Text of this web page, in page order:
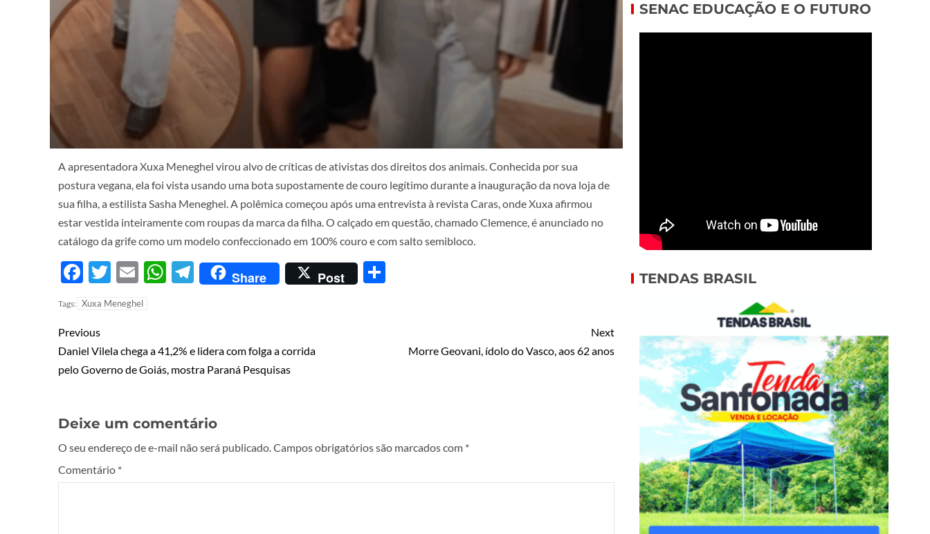
A apresentadora Xuxa Meneghel virou alvo de críticas de ativistas dos direitos dos animais. Conhecida por sua
postura vegana, ela foi vista usando uma bota supostamente de couro legítimo durante a inauguração da nova loja de
sua filha, a estilista Sasha Meneghel. A polêmica começou após uma entrevista à revista Caras, onde Xuxa afirmou
estar vestida inteiramente com roupas da marca da filha. O calçado em questão, chamado Clemence, é anunciado no
catálogo da grife como um modelo confeccionado em 100% couro e com salto semibloco.
Facebook
Twitter
EmailWhatsApp
Telegram
Share Post
Tags: Xuxa Meneghel
Previous
Daniel Vilela chega a 41,2% e lidera com folga a corrida
pelo Governo de Goiás, mostra Paraná Pesquisas
Next
Morre Geovani, ídolo do Vasco, aos 62 anos
Deixe um comentário
O seu endereço de e-mail não será publicado.Campos obrigatórios são marcados com *
Comentário *
SENAC EDUCAÇÃO E O FUTURO
TENDAS BRASIL